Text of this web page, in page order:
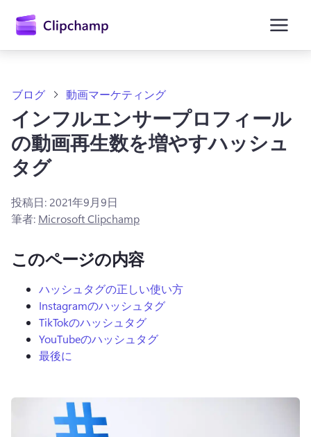
テ
無料で試す
ブログ 動画マーケティング
インフルエンサープロフィール
の動画再生数を増やすハッシュ
タグ
投稿日: 2021年9月9日
筆者: Microsoft Clipchamp
このページの内容
ハッシュタグの正しい使い方
Instagramのハッシュタグ
TikTokのハッシュタグ
YouTubeのハッシュタグ
最後に